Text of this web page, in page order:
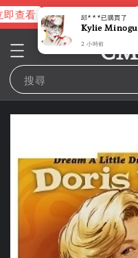
查看 進擊的巨人片頭曲
搜尋
邱***已購買了
2 小時前